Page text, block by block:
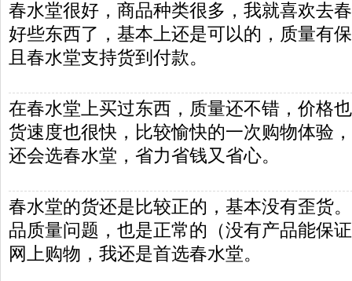
春水堂很好，商品种类很多，我就喜欢去
好些东西了，基本上还是可以的，质量有
且春水堂支持货到付款。
在春水堂上买过东西，质量还不错，价格
货速度也很快，比较愉快的一次购物体验
还会选春水堂，省力省钱又省心。
春水堂的货还是比较正的，基本没有歪货
品质量问题，也是正常的（没有产品能保
网上购物，我还是首选春水堂。